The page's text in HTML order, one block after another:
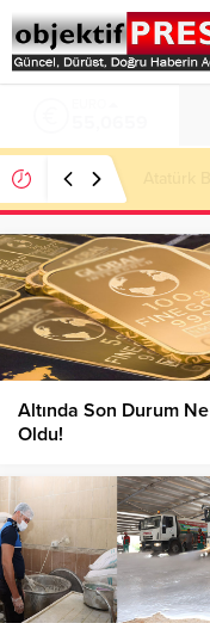
Altında Son Durum Ne
Oldu!